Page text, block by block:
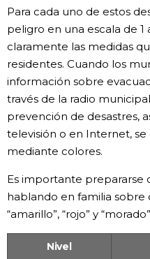
Para cada uno de estos
peligro en una escala de 1
claramente las medidas
residentes. Cuando los
información sobre
través de la radio
prevención de desastres,
televisión o en Internet,
mediante colores.
Es importante prepararse
hablando en familia sobre
“amarillo”, “rojo” y
Nivel